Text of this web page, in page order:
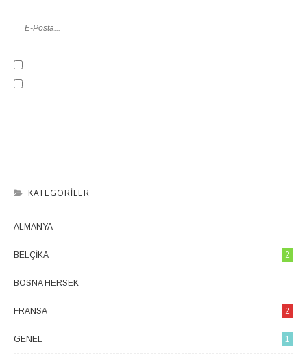
KATEGORILER
ALMANYA
BELÇIKA 2
BOSNA HERSEK
FRANSA 2
GENEL 1